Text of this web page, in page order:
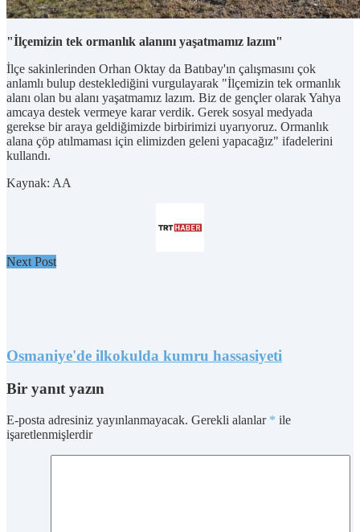
"İlçemizin tek ormanlık alanını yaşatmamız lazım"
İlçe sakinlerinden Orhan Oktay da Batıbay'ın çalışmasını çok
anlamlı bulup desteklediğini vurgulayarak "İlçemizin tek ormanlık
alanı olan bu alanı yaşatmamız lazım. Biz de gençler olarak Yahya
amcaya destek vermeye karar verdik. Gerek sosyal medyada
gerekse bir araya geldiğimizde birbirimizi uyarıyoruz. Ormanlık
alana çöp atılmaması için elimizden geleni yapacağız" ifadelerini
kullandı.
Kaynak: AA
Next Post
Osmaniye'de ilkokulda kumru hassasiyeti
Bir yanıt yazın
E-posta adresiniz yayınlanmayacak. Gerekli alanlar * ile
işaretlenmişlerdir